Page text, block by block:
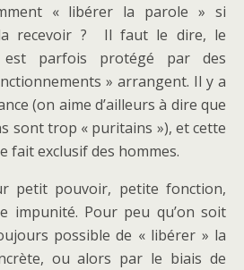
« libérer la parole » si
recevoir ? Il faut le dire, le
est parfois protégé par des
» arrangent. Il y a
(on aime d’ailleurs à dire que
sont trop « puritains »), et cette
fait exclusif des hommes.
petit pouvoir, petite fonction,
impunité. Pour peu qu’on soit
possible de « libérer » la
ou alors par le biais de